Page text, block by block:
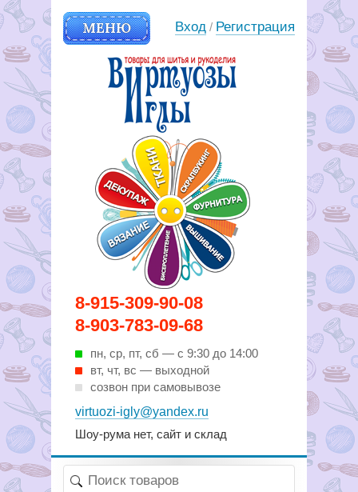
8-915-309-90-08
8-903-783-09-68
пн, ср, пт, cб — с 9:30 до 14:00
вт, чт, вс — выходной
созвон при самовывозе
virtuozi-igly@yandex.ru
Шоу-рума нет, сайт и склад
МЕНЮ
Вирутозы иглы. Товары для
шитья и рукоделья
Вход / Регистрация